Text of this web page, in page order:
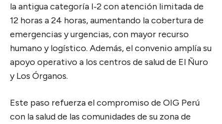
la antigua categoría I‑2 con atención limitada de
12 horas a 24 horas, aumentando la cobertura de
emergencias y urgencias, con mayor recurso
humano y logístico. Además, el convenio amplía su
apoyo operativo a los centros de salud de El Ñuro
y Los Órganos.
Este paso refuerza el compromiso de OIG Perú
con la salud de las comunidades de su zona de